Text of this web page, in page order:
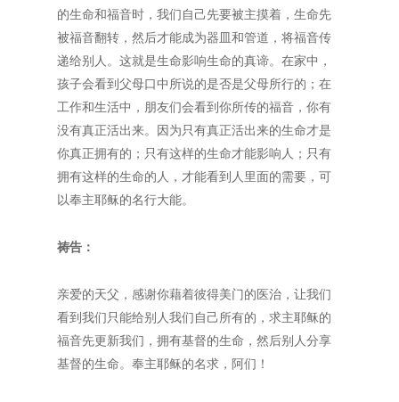
的生命和福音时，我们自己先要被主摸着，生命先
被福音翻转，然后才能成为器皿和管道，将福音传
递给别人。这就是生命影响生命的真谛。在家中，
孩子会看到父母口中所说的是否是父母所行的；在
工作和生活中，朋友们会看到你所传的福音，你有
没有真正活出来。因为只有真正活出来的生命才是
你真正拥有的；只有这样的生命才能影响人；只有
拥有这样的生命的人，才能看到人里面的需要，可
以奉主耶稣的名行大能。
祷告：
亲爱的天父，感谢你藉着彼得美门的医治，让我们
看到我们只能给别人我们自己所有的，求主耶稣的
福音先更新我们，拥有基督的生命，然后别人分享
基督的生命。奉主耶稣的名求，阿们！